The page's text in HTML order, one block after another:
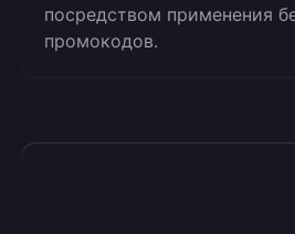
посредством применения
промокодов.